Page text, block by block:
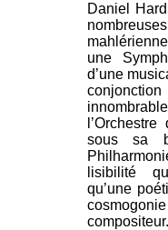
Daniel
une
d’une
sous sa
lisibilité
qu’une
compositeur.